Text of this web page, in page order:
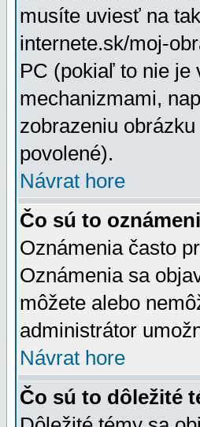
musíte uviesť na
internete.sk/moj-
PC (pokiaľ to nie je
mechanizmami,
zobrazeniu
povolené).
Návrat hore
Čo sú to
Oznámenia často
Oznámenia sa
môžete alebo
administrátor
Návrat hore
Čo sú to dôležité